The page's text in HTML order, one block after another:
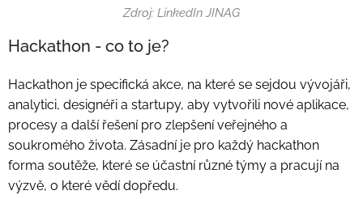
Zdroj: LinkedIn JINAG
Hackathon - co to je?
Hackathon je specifická akce, na které se sejdou vývojáři,
analytici, designéři a startupy, aby vytvořili nové aplikace,
procesy a další řešení pro zlepšení veřejného a
soukromého života. Zásadní je pro každý hackathon
forma soutěže, které se účastní různé týmy a pracují na
výzvě, o které vědí dopředu.